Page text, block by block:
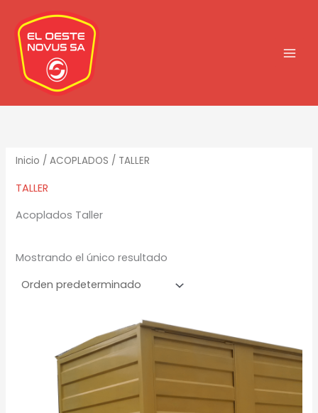
contenido
Inicio /ACOPLADOS / TALLER
TALLER
Acoplados Taller
Mostrando el único resultado